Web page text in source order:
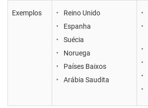
Exemplos
Reino Unido
Espanha
Suécia
Noruega
Países Baixos
Arábia Saudita